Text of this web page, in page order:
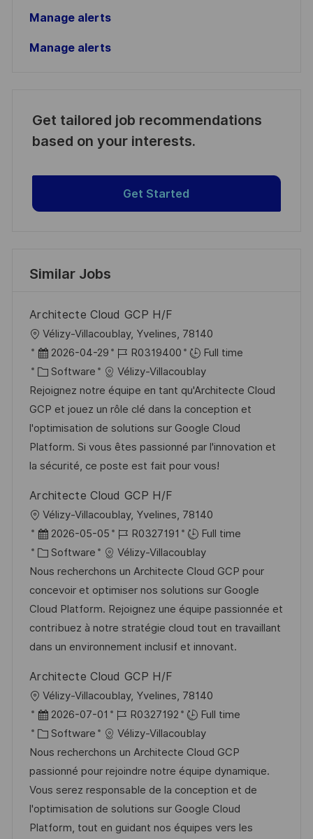
Manage alerts
Manage alerts
Get tailored job recommendations
based on your interests.
Get Started
Similar Jobs
Architecte Cloud GCP H/F
L
o
c
a
t
i
o
n
Vélizy-Villacoublay, Yvelines, 78140
P
o
s
t
e
d
D
t
e
2026-04-29
J
o
b
I
d
R0319400
Full time
C
a
t
e
g
o
y
Software
Vélizy-Villacoublay
Rejoignez notre équipe en tant qu'Architecte Cloud
GCP et jouez un rôle clé dans la conception et
l'optimisation de solutions sur Google Cloud
Platform. Si vous êtes passionné par l'innovation et
la sécurité, ce poste est fait pour vous!
Architecte Cloud GCP H/F
L
o
c
a
t
i
o
n
Vélizy-Villacoublay, Yvelines, 78140
P
o
s
t
e
d
D
t
e
2026-05-05
J
o
b
I
d
R0327191
Full time
C
a
t
e
g
o
y
Software
Vélizy-Villacoublay
Nous recherchons un Architecte Cloud GCP pour
concevoir et optimiser nos solutions sur Google
Cloud Platform. Rejoignez une équipe passionnée et
contribuez à notre stratégie cloud tout en travaillant
dans un environnement inclusif et innovant.
Architecte Cloud GCP H/F
L
o
c
a
t
i
o
n
Vélizy-Villacoublay, Yvelines, 78140
P
o
s
t
e
d
D
2026-07-01
J
o
b
I
d
R0327192
Full time
C
a
t
e
g
o
Software
Vélizy-Villacoublay
Nous recherchons un Architecte Cloud GCP
passionné pour rejoindre notre équipe dynamique.
Vous serez responsable de la conception et de
l'optimisation de solutions sur Google Cloud
Platform, tout en guidant nos équipes vers les